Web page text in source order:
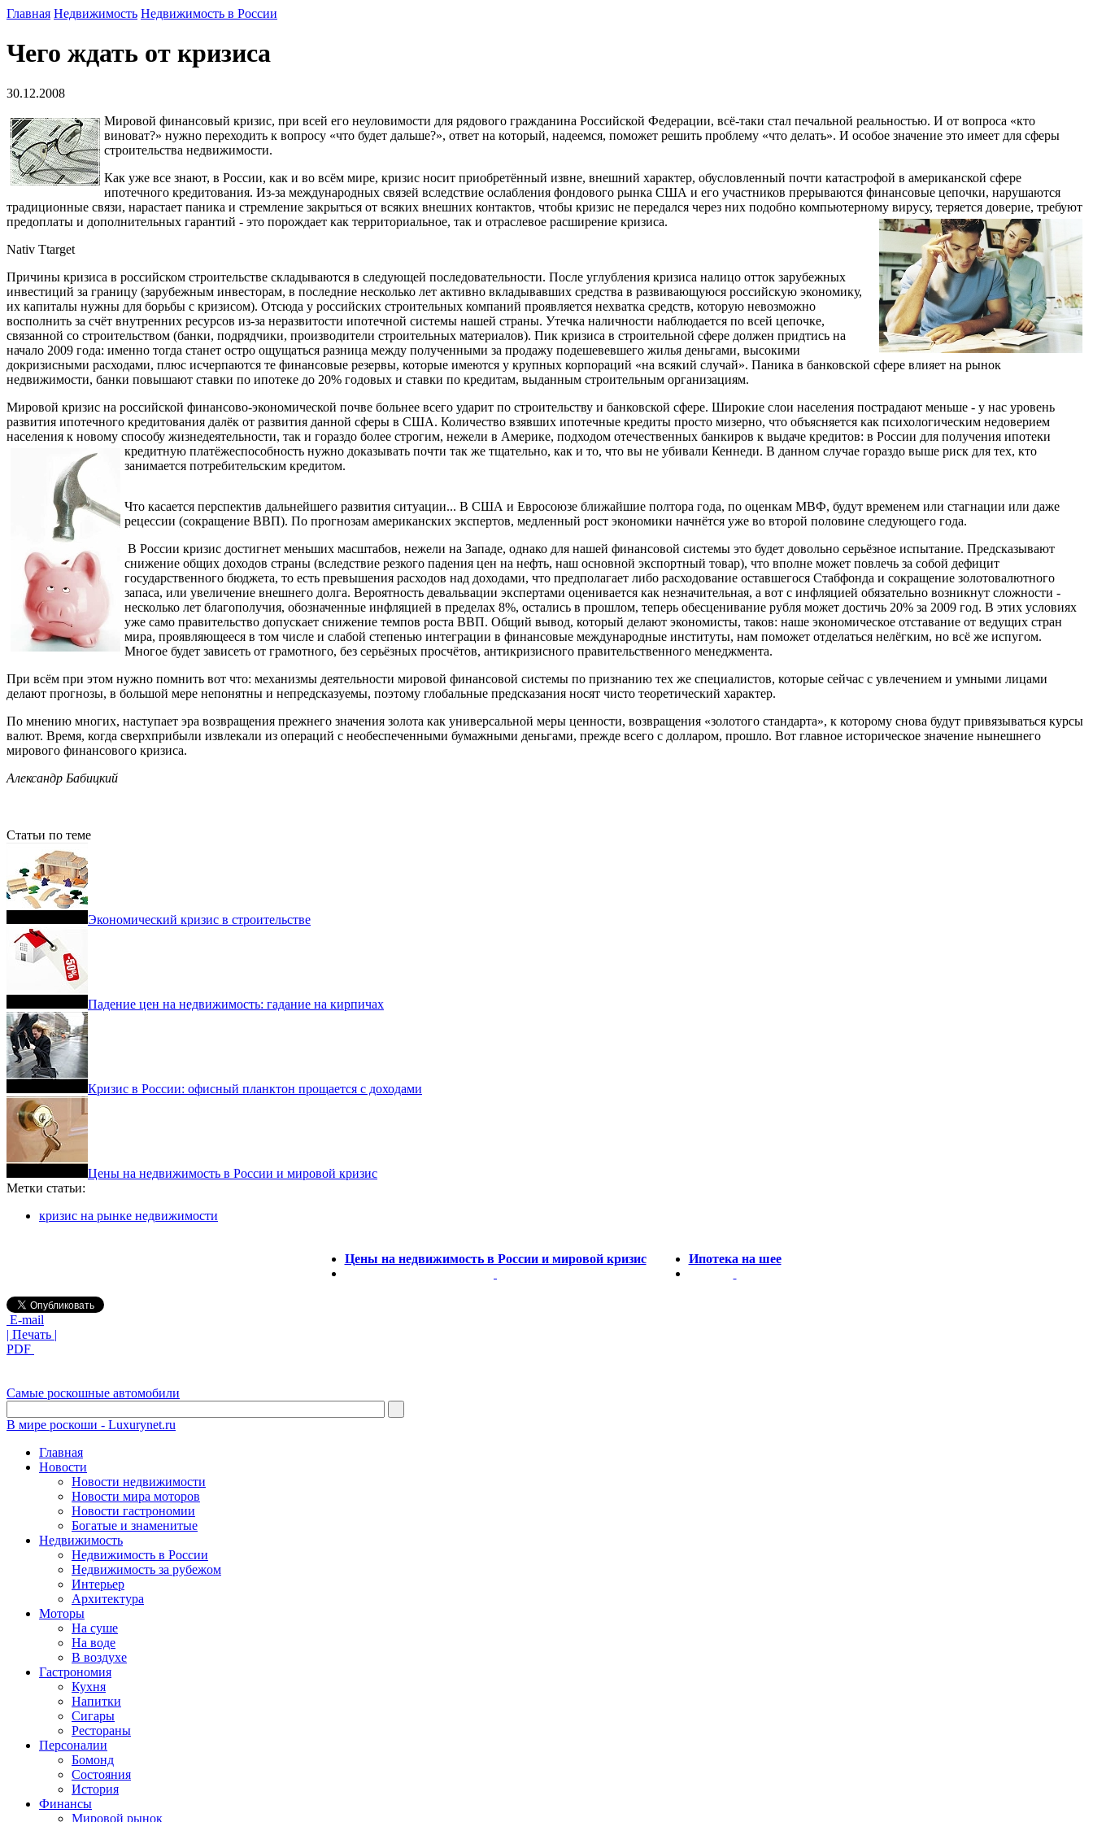
Главная Недвижимость Недвижимость в России
Чего ждать от кризиса
30.12.2008
Мировой финансовый кризис, при всей его неуловимости для рядового гражданина Российской Федерации, всё-таки стал печальной реальностью. И от вопроса «кто
виноват?» нужно переходить к вопросу «что будет дальше?», ответ на который, надеемся, поможет решить проблему «что делать». И особое значение это имеет для сферы
строительства недвижимости.
Как уже все знают, в России, как и во всём мире, кризис носит приобретённый извне, внешний характер, обусловленный почти катастрофой в американской сфере
ипотечного кредитования. Из-за международных связей вследствие ослабления фондового рынка США и его участников прерываются финансовые цепочки, нарушаются
традиционные связи, нарастает паника и стремление закрыться от всяких внешних контактов, чтобы кризис не передался через них подобно компьютерному вирусу, теряется доверие, требуют
предоплаты и дополнительных гарантий - это порождает как территориальное, так и отраслевое расширение кризиса.
Nativ Ttarget
Причины кризиса в российском строительстве складываются в следующей последовательности. После углубления кризиса налицо отток зарубежных
инвестиций за границу (зарубежным инвесторам, в последние несколько лет активно вкладывавших средства в развивающуюся российскую экономику,
их капиталы нужны для борьбы с кризисом). Отсюда у российских строительных компаний проявляется нехватка средств, которую невозможно
восполнить за счёт внутренних ресурсов из-за неразвитости ипотечной системы нашей страны. Утечка наличности наблюдается по всей цепочке,
связанной со строительством (банки, подрядчики, производители строительных материалов). Пик кризиса в строительной сфере должен придтись на
начало 2009 года: именно тогда станет остро ощущаться разница между полученными за продажу подешевевшего жилья деньгами, высокими
докризисными расходами, плюс исчерпаются те финансовые резервы, которые имеются у крупных корпораций «на всякий случай». Паника в банковской сфере влияет на рынок
недвижимости, банки повышают ставки по ипотеке до 20% годовых и ставки по кредитам, выданным строительным организациям.
Мировой кризис на российской финансово-экономической почве больнее всего ударит по строительству и банковской сфере. Широкие слои населения пострадают меньше - у нас уровень
развития ипотечного кредитования далёк от развития данной сферы в США. Количество взявших ипотечные кредиты просто мизерно, что объясняется как психологическим недоверием
населения к новому способу жизнедеятельности, так и гораздо более строгим, нежели в Америке, подходом отечественных банкиров к выдаче кредитов: в России для получения ипотеки
кредитную платёжеспособность нужно доказывать почти так же тщательно, как и то, что вы не убивали Кеннеди. В данном случае гораздо выше риск для тех, кто
занимается потребительским кредитом.
Что касается перспектив дальнейшего развития ситуации... В США и Евросоюзе ближайшие полтора года, по оценкам МВФ, будут временем или стагнации или даже
рецессии (сокращение ВВП). По прогнозам американских экспертов, медленный рост экономики начнётся уже во второй половине следующего года.
В России кризис достигнет меньших масштабов, нежели на Западе, однако для нашей финансовой системы это будет довольно серьёзное испытание. Предсказывают
снижение общих доходов страны (вследствие резкого падения цен на нефть, наш основной экспортный товар), что вполне может повлечь за собой дефицит
государственного бюджета, то есть превышения расходов над доходами, что предполагает либо расходование оставшегося Стабфонда и сокращение золотовалютного
запаса, или увеличение внешнего долга. Вероятность девальвации экспертами оценивается как незначительная, а вот с инфляцией обязательно возникнут сложности -
несколько лет благополучия, обозначенные инфляцией в пределах 8%, остались в прошлом, теперь обесценивание рубля может достичь 20% за 2009 год. В этих условиях
уже само правительство допускает снижение темпов роста ВВП. Общий вывод, который делают экономисты, таков: наше экономическое отставание от ведущих стран
мира, проявляющееся в том числе и слабой степенью интеграции в финансовые международные институты, нам поможет отделаться нелёгким, но всё же испугом.
Многое будет зависеть от грамотного, без серьёзных просчётов, антикризисного правительственного менеджмента.
При всём при этом нужно помнить вот что: механизмы деятельности мировой финансовой системы по признанию тех же специалистов, которые сейчас с увлечением и умными лицами
делают прогнозы, в большой мере непонятны и непредсказуемы, поэтому глобальные предсказания носят чисто теоретический характер.
По мнению многих, наступает эра возвращения прежнего значения золота как универсальной меры ценности, возвращения «золотого стандарта», к которому снова будут привязываться курсы
валют. Время, когда сверхприбыли извлекали из операций с необеспеченными бумажными деньгами, прежде всего с долларом, прошло. Вот главное историческое значение нынешнего
мирового финансового кризиса.
Александр Бабицкий
Статьи по теме
Экономический кризис в строительстве
Падение цен на недвижимость: гадание на кирпичах
Кризис в России: офисный планктон прощается с доходами
Цены на недвижимость в России и мировой кризис
Метки статьи:
кризис на рынке недвижимости
Цены на недвижимость в России и мировой кризис Ипотека на шее
E-mail
| Печать |
PDF
Самые роскошные автомобили
В мире роскоши - Luxurynet.ru
Главная
Новости
Новости недвижимости
Новости мира моторов
Новости гастрономии
Богатые и знаменитые
Недвижимость
Недвижимость в России
Недвижимость за рубежом
Интерьер
Архитектура
Моторы
На суше
На воде
В воздухе
Гастрономия
Кухня
Напитки
Сигары
Рестораны
Персоналии
Бомонд
Состояния
История
Финансы
Мировой рынок